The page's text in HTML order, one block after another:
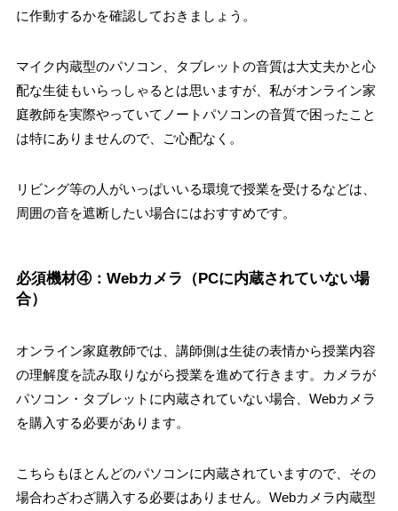
に作動するかを確認しておきましょう。
マイク内蔵型のパソコン、タブレットの音質は大丈夫かと心
配な生徒もいらっしゃるとは思いますが、私がオンライン家
庭教師を実際やっていてノートパソコンの音質で困ったこと
は特にありませんので、ご心配なく。
リビング等の人がいっぱいいる環境で授業を受けるなどは、
周囲の音を遮断したい場合にはおすすめです。
必須機材④：Webカメラ（PCに内蔵されていない場
合）
オンライン家庭教師では、講師側は生徒の表情から授業内容
の理解度を読み取りながら授業を進めて行きます。カメラが
パソコン・タブレットに内蔵されていない場合、Webカメラ
を購入する必要があります。
こちらもほとんどのパソコンに内蔵されていますので、その
場合わざわざ購入する必要はありません。Webカメラ内蔵型